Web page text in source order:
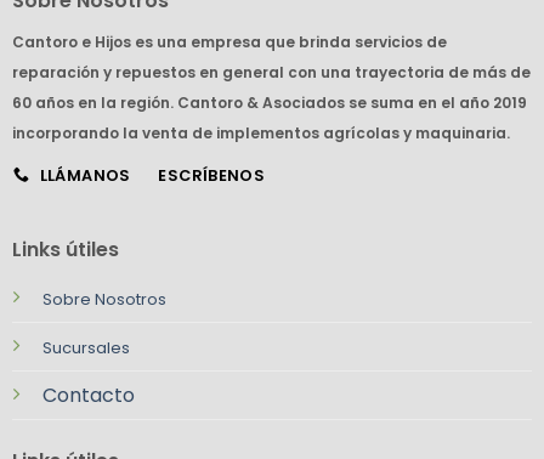
Cantoro e Hijos es una empresa que brinda servicios de
reparación y repuestos en general con una trayectoria de más de
60 años en la región. Cantoro & Asociados se suma en el año 2019
incorporando la venta de implementos agrícolas y maquinaria.
LLÁMANOS ESCRÍBENOS
Links útiles
Sobre Nosotros
Sucursales
Contacto